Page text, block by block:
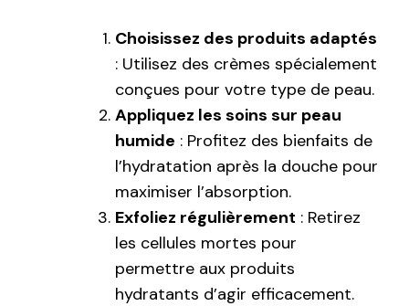
Choisissez des produits adaptés
: Utilisez des crèmes spécialement
conçues pour votre type de peau.
Appliquez les soins sur peau
humide : Profitez des bienfaits de
l’hydratation après la douche pour
maximiser l’absorption.
Exfoliez régulièrement : Retirez
les cellules mortes pour
permettre aux produits
hydratants d’agir efficacement.